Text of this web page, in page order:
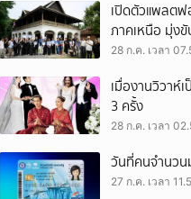
เปิดตัวแพลตฟ
ภาคเหนือ มุ่ง
28 ก.ค. เวลา
เมื่องานวิวาห์
3 ครั้ง
28 ก.ค. เวลา
วันที่คนจำนวน
27 ก.ค. เวลา